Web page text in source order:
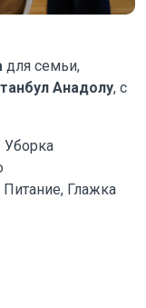
для семьи,
Анадолу, с
Глажка